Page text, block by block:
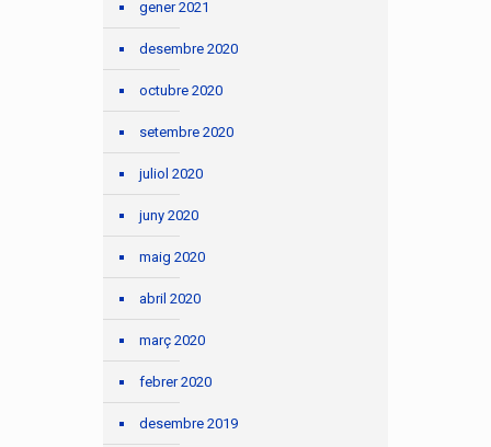
gener 2021
desembre 2020
octubre 2020
setembre 2020
juliol 2020
juny 2020
maig 2020
abril 2020
març 2020
febrer 2020
desembre 2019